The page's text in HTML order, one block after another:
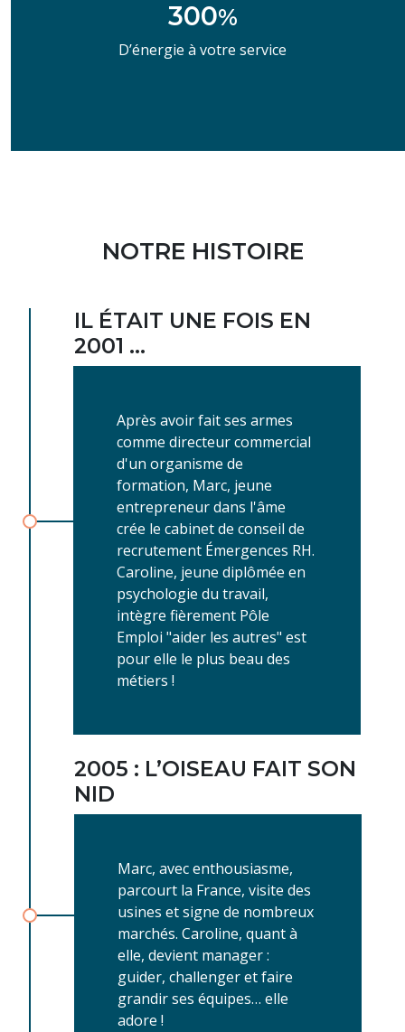
300%
D’énergie à votre service
NOTRE HISTOIRE
IL ÉTAIT UNE FOIS EN
2001 …
Après avoir fait ses armes
comme directeur commercial
d'un organisme de
formation, Marc, jeune
entrepreneur dans l'âme
crée le cabinet de conseil de
recrutement Émergences RH.
Caroline, jeune diplômée en
psychologie du travail,
intègre fièrement Pôle
Emploi "aider les autres" est
pour elle le plus beau des
métiers !
2005 : L’OISEAU FAIT SON
NID
Marc, avec enthousiasme,
parcourt la France, visite des
usines et signe de nombreux
marchés. Caroline, quant à
elle, devient manager :
guider, challenger et faire
grandir ses équipes… elle
adore !